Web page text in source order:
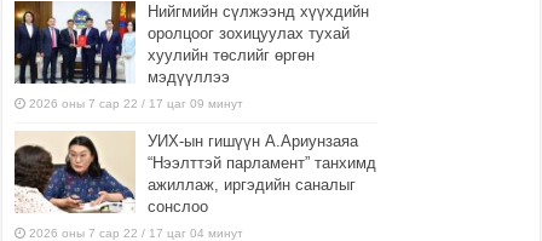
Нийгмийн сүлжээнд хүүхдийн
оролцоог зохицуулах тухай
хуулийн төслийг өргөн
мэдүүллээ
2026 оны 7 сар 22 / 17 цаг 09 минут
УИХ-ын гишүүн А.Ариунзаяа
“Нээлттэй парламент” танхимд
ажиллаж, иргэдийн саналыг
сонслоо
2026 оны 7 сар 22 / 17 цаг 04 минут